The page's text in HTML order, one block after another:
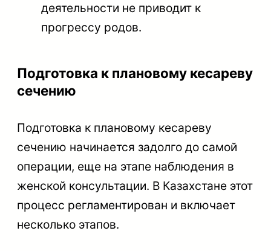
деятельности не приводит к
прогрессу родов.
Подготовка к плановому кесареву
сечению
Подготовка к плановому кесареву
сечению начинается задолго до самой
операции, еще на этапе наблюдения в
женской консультации. В Казахстане этот
процесс регламентирован и включает
несколько этапов.